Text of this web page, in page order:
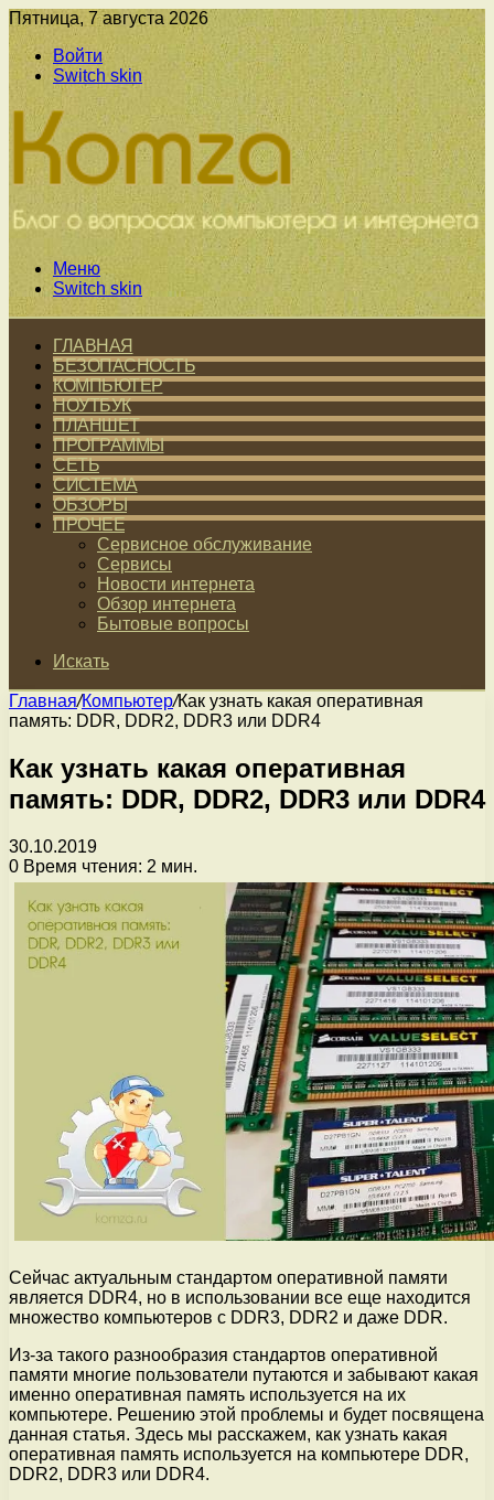
Пятница, 7 августа 2026
Войти
Switch skin
Меню
Switch skin
ГЛАВНАЯ
БЕЗОПАСНОСТЬ
КОМПЬЮТЕР
НОУТБУК
ПЛАНШЕТ
ПРОГРАММЫ
СЕТЬ
СИСТЕМА
ОБЗОРЫ
ПРОЧЕЕ
Сервисное обслуживание
Сервисы
Новости интернета
Обзор интернета
Бытовые вопросы
Искать
Главная/Компьютер/Как узнать какая оперативная
память: DDR, DDR2, DDR3 или DDR4
Как узнать какая оперативная
память: DDR, DDR2, DDR3 или DDR4
30.10.2019
0 Время чтения: 2 мин.
Сейчас актуальным стандартом оперативной памяти
является DDR4, но в использовании все еще находится
множество компьютеров с DDR3, DDR2 и даже DDR.
Из-за такого разнообразия стандартов оперативной
памяти многие пользователи путаются и забывают какая
именно оперативная память используется на их
компьютере. Решению этой проблемы и будет посвящена
данная статья. Здесь мы расскажем, как узнать какая
оперативная память используется на компьютере DDR,
DDR2, DDR3 или DDR4.